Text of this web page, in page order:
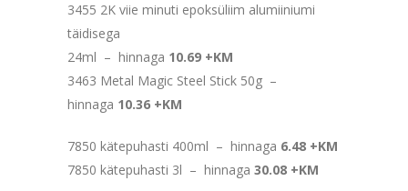
3455 2K viie minuti epoksüliim alumiiniumi
täidisega
24ml – hinnaga 10.69 +KM
3463 Metal Magic Steel Stick 50g –
hinnaga 10.36 +KM
7850 kätepuhasti 400ml – hinnaga 6.48 +KM
7850 kätepuhasti 3l – hinnaga 30.08 +KM